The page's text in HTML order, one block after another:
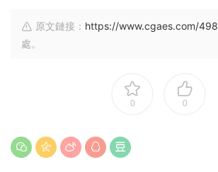
原文鏈接： https://www.cgaes.com/498
處。
0 0